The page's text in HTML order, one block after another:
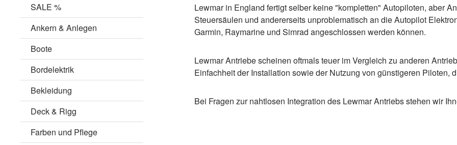
SALE %
Ankern & Anlegen
Boote
Bordelektrik
Bekleidung
Deck & Rigg
Farben und Pflege
Lewmar in England fertigt selber keine "kompletten" Autopiloten, aber
Steuersäulen und andererseits unproblematisch an die Autopilot
Garmin, Raymarine und Simrad angeschlossen werden können.
Lewmar Antriebe scheinen oftmals teuer im Vergleich zu anderen
Einfachheit der Installation sowie der Nutzung von günstigeren Piloten,
Bei Fragen zur nahtlosen Integration des Lewmar Antriebs stehen wir